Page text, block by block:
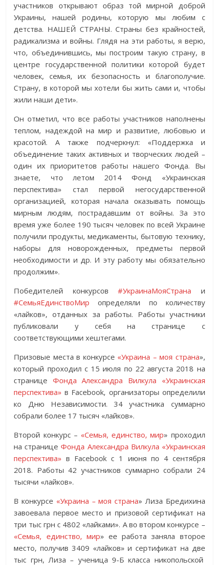
участников открывают образ той мирной доброй
Украины, нашей родины, которую мы любим с
детства. НАШЕЙ СТРАНЫ. Страны без крайностей,
радикализма и войны. Глядя на эти работы, я верю,
что, объединившись, мы построим такую страну, в
центре государственной политики которой будет
человек, семья, их безопасность и благополучие.
Страну, в которой мы хотели бы жить сами и, чтобы
жили наши дети».
Он отметил, что все работы участников наполнены
теплом, надеждой на мир и развитие, любовью и
красотой. А также подчеркнул: «Поддержка и
объединение таких активных и творческих людей –
один их приоритетов работы нашего Фонда. Вы
знаете, что летом 2014 Фонд «Украинская
перспектива» стал первой негосударственной
организацией, которая начала оказывать помощь
мирным людям, пострадавшим от войны. За это
время уже более 190 тысяч человек по всей Украине
получили продукты, медикаменты, бытовую технику,
наборы для новорожденных, предметы первой
необходимости и др. И эту работу мы обязательно
продолжим».
Победителей конкурсов#УкраинаМояСтрана и
#СемьяЕдинствоМир определяли по количеству
«лайков», отданных за работы. Работы участники
публиковали у себя на странице с
соответствующими хештегами.
Призовые места в конкурсе «Украина – моя страна»,
который проходил с 15 июля по 22 августа 2018 на
странице Фонда Александра Вилкула «Украинская
перспектива» в Facebook, организаторы определили
ко Дню Независимости. 34 участника суммарно
собрали более 17 тысяч «лайков».
Второй конкурс – «Семья, единство, мир» проходил
на страницеФонда Александра Вилкула «Украинская
перспектива» в Facebook с 1 июня по 4 сентября
2018. Работы 42 участников суммарно собрали 24
тысячи «лайков».
В конкурсе «Украина – моя страна» Лиза Бредихина
завоевала первое место и призовой сертификат на
три тыс грн с 4802 «лайками». А во втором конкурсе –
«Семья, единство, мир» ее работа заняла второе
место, получив 3409 «лайков» и сертификат на две
тыс грн, Лиза – ученица 9-Б класса никопольской